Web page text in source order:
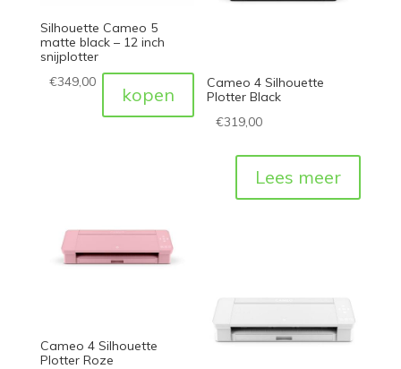
Silhouette Cameo 5
matte black – 12 inch
snijplotter
€349,00
kopen
Cameo 4 Silhouette
Plotter Black
€319,00
Lees meer
Cameo 4 Silhouette
Plotter Roze